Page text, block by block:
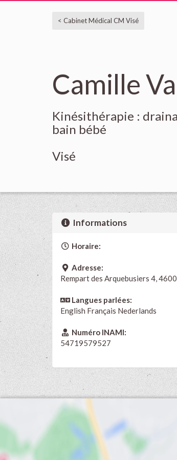
< Cabinet Médical CM Visé
Camille
Kinésithérapie :
bain bébé
Visé
Informations
Horaire:
Adresse:
Rempart des Arquebusiers 4,
Langues parlées:
English Français Nederlands
Numéro INAMI:
54719579527